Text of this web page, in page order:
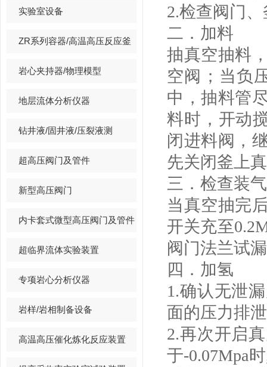
实验室设备
ZR系列容器/高温高压反应釜
岩心夹持器/物理模型
地层流体分析仪器
钻井液/固井液/压裂液测
超高压阀门及管件
新型高压阀门
内卡套式微型高压阀门及管件
超临界流体实验装置
专项岩心分析仪器
岩样/岩相制备设备
高温高压催化炼化反应装置
2.检查阀门
二．加料
抽真空抽料
空阀；当负
中，抽料管
料时，开动
闭进料阀，
先关闭釜上
三．检查装
当真空抽完
开关充至
阀门法兰试
四．加氢
1.确认无泄
面的压力排
2.再次开启
于-0.07Mpa